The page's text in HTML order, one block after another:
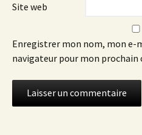
Site web
Enregistrer mon nom, mon e-
navigateur pour mon prochain